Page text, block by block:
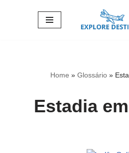
Home » Glossário »
Estadia